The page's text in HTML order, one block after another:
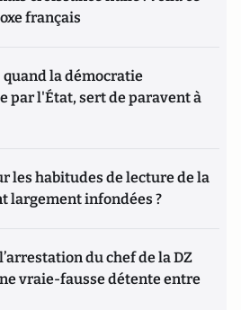
français
la démocratie
par l'État, sert de paravent à
les habitudes de lecture de la
largement infondées ?
du chef de la DZ
vraie-fausse détente entre